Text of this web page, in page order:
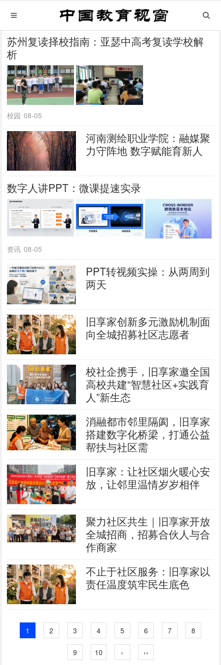
苏州复读择校指南：亚瑟中高考复读学校解
析
校园 08-05
河南测绘职业学院：融媒聚
力守阵地 数字赋能育新人
数字人讲PPT：微课提速实录
资讯 08-05
PPT转视频实操：从两周到
两天
旧享家创新多元激励机制面
向全城招募社区志愿者
校社企携手，旧享家邀全国
高校共建“智慧社区+实践育
人”新生态
消融都市邻里隔阂，旧享家
搭建数字化桥梁，打通公益
帮扶与社区需
旧享家：让社区烟火暖心安
放，让邻里温情岁岁相伴
聚力社区共生｜旧享家开放
全城招商，招募合伙人与合
作商家
不止于社区服务：旧享家以
责任温度筑牢民生底色
1 2 3 4 5 6 7 8
9 10 › ››